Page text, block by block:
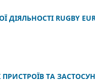
RUGBY
ТА